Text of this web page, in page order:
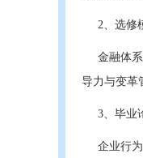
2、选修
金融体
导力与变革
3、毕业
企业行